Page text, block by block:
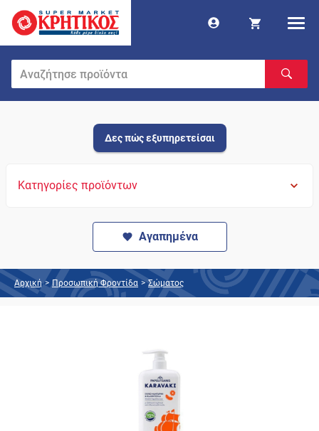
Δες πώς εξυπηρετείσαι
Κατηγορίες προϊόντων
Αγαπημένα
Αρχική > Προσωπική Φροντίδα > Σώματος